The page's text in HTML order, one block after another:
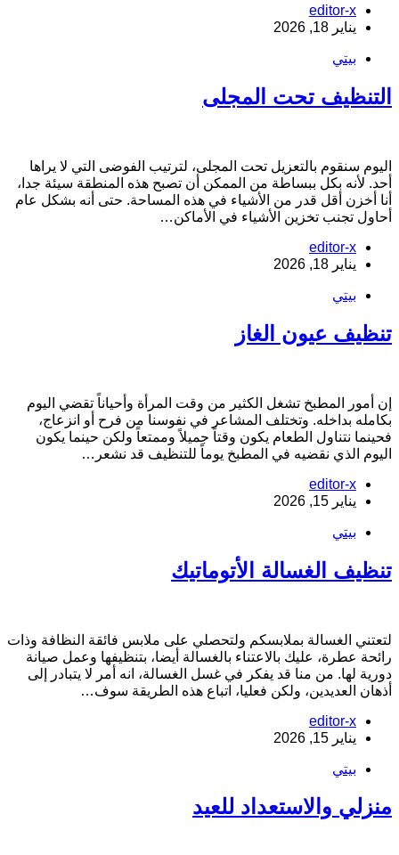
editor-x
يناير 18, 2026
بيتي
تحت المجلى
سنقوم بالتعزيل تحت المجلى، لترتيب الفوضى التي لا يراها
لأنه بكل ببساطة من الممكن أن تصبح هذه المنطقة سيئة جدا،
أخزن أقل قدر من الأشياء في هذه المساحة. حتى أنه بشكل عام
تجنب تخزين الأشياء في الأماكن…
editor-x
يناير 18, 2026
بيتي
عيون الغاز
أمور المطبخ تشغل الكثير من وقت المرأة وأحياناً تقضي اليوم
بداخله. وتختلف المشاعر في نفوسنا من فرح أو انزعاج،
نتناول الطعام يكون وقتاً جميلاً وممتعاً ولكن حينما يكون
الذي نقضيه في المطبخ يوماً للتنظيف قد نشعر…
editor-x
يناير 15, 2026
بيتي
الغسالة الأتوماتيك
الغسالة بملابسكم ولتحصلي على ملابس فائقة النظافة وذات
عطرة، عليك بالاعتناء بالغسالة أيضا، بتنظيفها وعمل صيانة
لها. من منا قد يفكر في غسل الغسالة، انه أمر لا يتبادر إلى
العديدين، ولكن فعليا، اتباع هذه الطريقة سوف…
editor-x
يناير 15, 2026
بيتي
والاستعداد للعيد